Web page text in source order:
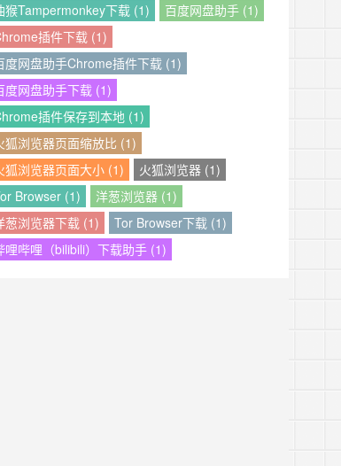
猴Tampermonkey下载 (1)
百度网盘助手 (1)
插件下载 (1)
度网盘助手Chrome插件下载 (1)
度网盘助手下载 (1)
插件保存到本地 (1)
狐浏览器页面缩放比 (1)
狐浏览器页面大小 (1)
火狐浏览器 (1)
Browser (1)
洋葱浏览器 (1)
葱浏览器下载 (1)
Tor Browser下载 (1)
哩哔哩（bilibili）下载助手 (1)